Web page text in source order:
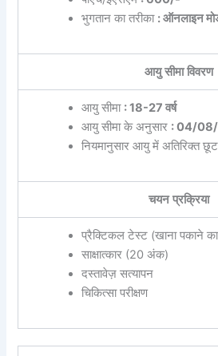
भुगतान का तरीका : ऑनलाइन
आयु सीमा विवरण
आयु सीमा : 18-27 वर्ष
आयु सीमा के अनुसार : 04/
नियमानुसार आयु में अतिरिक्त छूट
चयन प्रक्रिया
प्रैक्टिकल टेस्ट (खाना पकाने
साक्षात्कार (20 अंक)
दस्तावेज़ सत्यापन
चिकित्सा परीक्षण